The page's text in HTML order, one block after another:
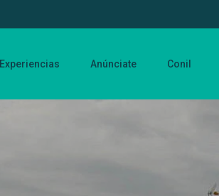
Experiencias Anúnciate Conil